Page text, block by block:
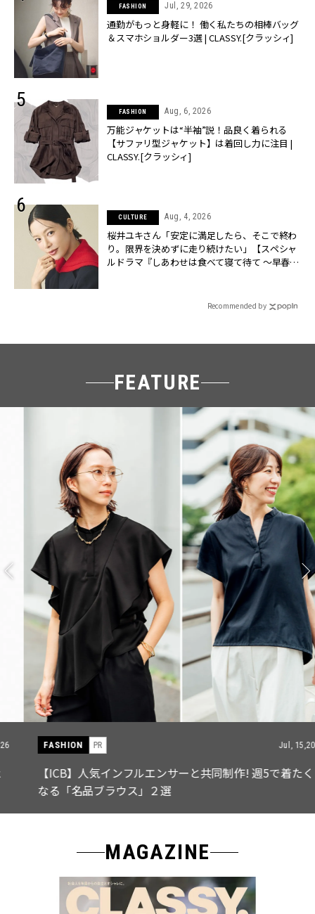
FASHION Jul, 29, 2026
通勤がもっと身軽に！ 働く私たちの相棒バッグ
＆スマホショルダー3選 | CLASSY.[クラッシィ]
FASHION Aug, 6, 2026
万能ジャケットは“半袖”説！品良く着られる
【サファリ型ジャケット】は着回し力に注目 |
CLASSY.[クラッシィ]
CULTURE Aug, 4, 2026
桜井ユキさん「安定に満足したら、そこで終わ
り。限界を決めずに走り続けたい」【スペシャ
ルドラマ『しあわせは食べて寝て待て ～早春の
Recommended by
FEATURE
FASHION PR Jul, 15,2026
【ICB】人気インフルエンサーと共同制作! 週5で着たく
なる「名品ブラウス」２選
MAGAZINE